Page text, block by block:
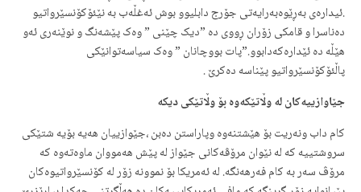
.ئیداره‌ی به‌ڕێوه‌به‌رایه‌تی جۆرج دابلیوو بوش ئه‌غڵه‌ب به‌ نێئۆکۆنسێرواتیو
ده‌ناسرا و قامکی زۆران ڕووی ده‌ ”دیک چێنی ” وه‌ک پێشه‌نگ و نوێنه‌ری ئه‌و
هێڵه‌ ده‌ ئێداره‌که‌دابوو.”پات بووچانان ” وه‌ک سیاسه‌توانێکی
پاڵئۆکۆنسێرواتیو پێناسه‌ ده‌کرێ .
جێاوازییه‌کان له‌ وڵاتێکەوە بۆ وڵاتێکی دیکە‌
کام داب ونه‌ریت بۆ هێشتنه‌وه‌ وپاراستن ده‌بن ،جێوازییان هه‌یه‌ بۆیه‌ شتێکی
سروشتییه‌ که‌ له‌ نێوان مرۆڤه‌کانی جێواز له‌ پێش هه‌مووان ماوه‌ته‌وه‌ که‌
مرۆڤ سه‌ر به‌ کام فه‌رهه‌نگه‌. له‌ ئه‌مریکا بۆ نموونه‌ زۆر له‌ کۆنسێرواتیوه‌کان